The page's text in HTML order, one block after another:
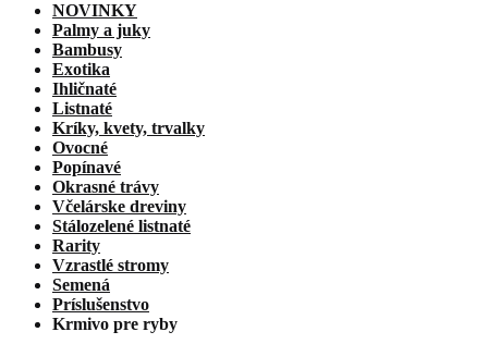
NOVINKY
Palmy a juky
Bambusy
Exotika
Ihličnaté
Listnaté
Kríky, kvety, trvalky
Ovocné
Popínavé
Okrasné trávy
Včelárske dreviny
Stálozelené listnaté
Rarity
Vzrastlé stromy
Semená
Príslušenstvo
Krmivo pre ryby